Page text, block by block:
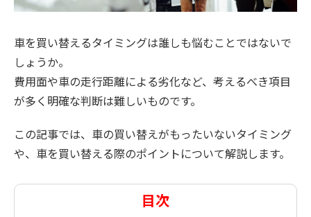
車を買い替えるタイミングは誰しも悩むことではないで
しょうか。
費用面や車の走行距離による劣化など、考えるべき項目
が多く明確な判断は難しいものです。
この記事では、車の買い替えがもったいないタイミング
や、車を買い替える際のポイントについて解説します。
目次